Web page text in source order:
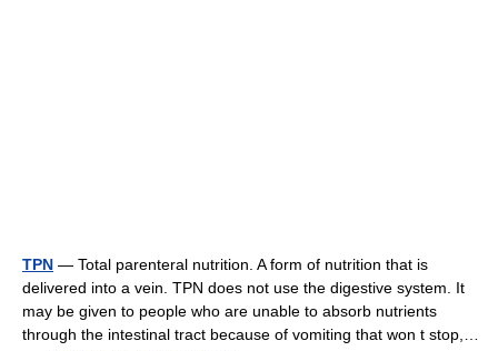
TPN — Total parenteral nutrition. A form of nutrition that is
delivered into a vein. TPN does not use the digestive system. It
may be given to people who are unable to absorb nutrients
through the intestinal tract because of vomiting that won t stop,…